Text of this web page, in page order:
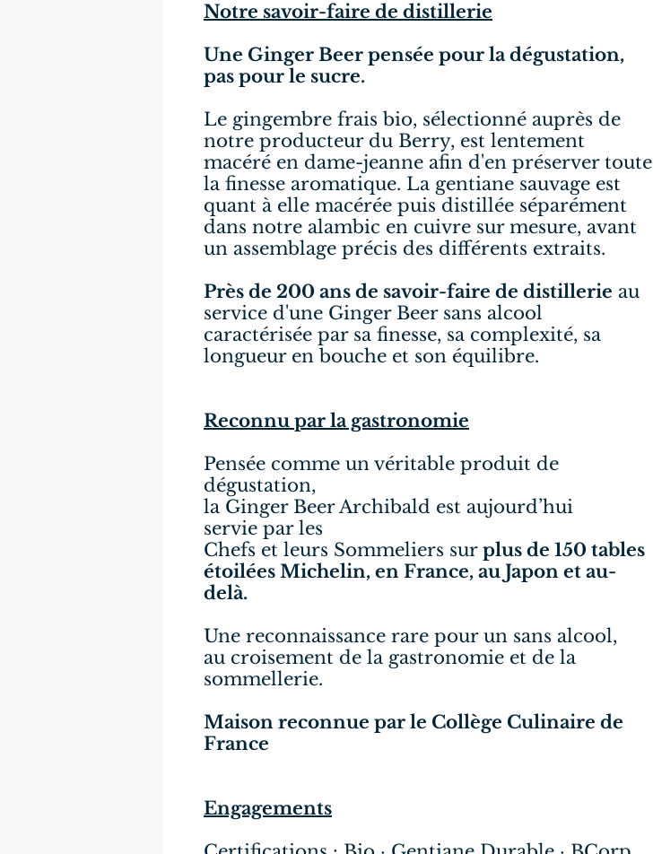
Notre savoir-faire de distillerie
Une Ginger Beer pensée pour la dégustation,
pas pour le sucre.
Le gingembre frais bio, sélectionné auprès de
notre producteur du Berry, est lentement
macéré en dame-jeanne afin d'en préserver toute
la finesse aromatique. La gentiane sauvage est
quant à elle macérée puis distillée séparément
dans notre alambic en cuivre sur mesure, avant
un assemblage précis des différents extraits.
Près de 200 ans de savoir-faire de distillerie au
service d'une Ginger Beer sans alcool
caractérisée par sa finesse, sa complexité, sa
longueur en bouche et son équilibre.
Reconnu par la gastronomie
Pensée comme un véritable produit de
dégustation,
la Ginger Beer Archibald est aujourd’hui
servie par les
Chefs et leurs Sommeliers sur plus de 150 tables
étoilées Michelin, en France, au Japon et au-
delà.
Une reconnaissance rare pour un sans alcool,
au croisement de la gastronomie et de la
sommellerie.
Maison reconnue par le Collège Culinaire de
France
Engagements